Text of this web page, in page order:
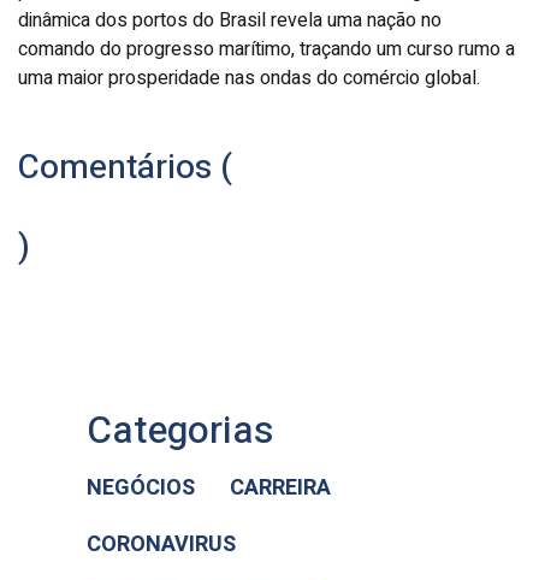
dinâmica dos portos do Brasil revela uma nação no
comando do progresso marítimo, traçando um curso rumo a
uma maior prosperidade nas ondas do comércio global.
Comentários (
)
Categorias
NEGÓCIOS
CARREIRA
CORONAVIRUS